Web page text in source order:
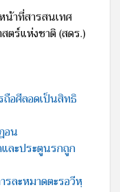
น้าที่สารสนเทศ
ตร์แห่งชาติ (สดร.)
อศีลอดเป็นสิทธิ
อน
ละประตูนรกถูก
ละหมาดตะรอวีหฺ